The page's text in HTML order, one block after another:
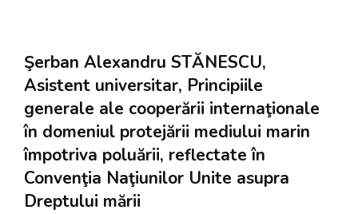
Şerban Alexandru STĂNESCU,
Asistent universitar, Principiile
generale ale cooperării internaţionale
în domeniul protejării mediului marin
împotriva poluării, reflectate în
Convenţia Naţiunilor Unite asupra
Dreptului mării